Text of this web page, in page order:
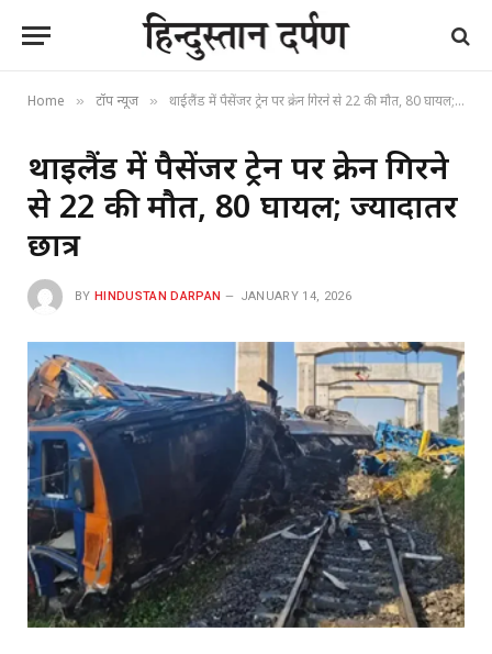
Home » टॉप न्यूज » थाईलैंड में पैसेंजर ट्रेन पर क्रेन गिरने से 22 की मौत, 80 घायल; ज्यादातर छात्र
थाईलैंड में पैसेंजर ट्रेन पर क्रेन गिरने
से 22 की मौत, 80 घायल; ज्यादातर
छात्र
BY HINDUSTAN DARPAN JANUARY 14, 2026